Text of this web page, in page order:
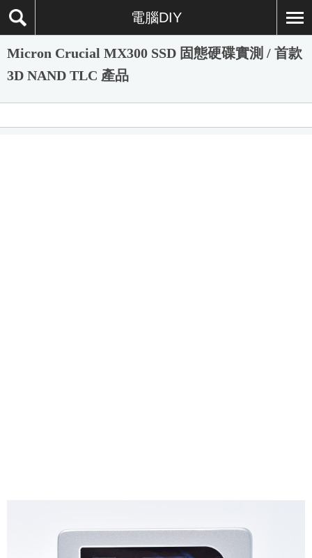
電腦DIY
Micron Crucial MX300 SSD 固態硬碟實測 / 首款
3D NAND TLC 產品